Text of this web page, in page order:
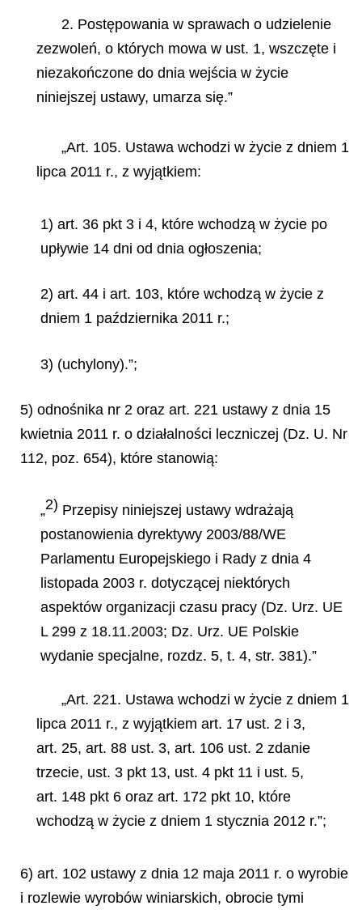
2. Postępowania w sprawach o udzielenie
zezwoleń, o których mowa w ust. 1, wszczęte i
niezakończone do dnia wejścia w życie
niniejszej ustawy, umarza się.”
„Art. 105. Ustawa wchodzi w życie z dniem 1
lipca 2011 r., z wyjątkiem:
1) art. 36 pkt 3 i 4, które wchodzą w życie po
upływie 14 dni od dnia ogłoszenia;
2) art. 44 i art. 103, które wchodzą w życie z
dniem 1 października 2011 r.;
3) (uchylony).”;
5) odnośnika nr 2 oraz art. 221 ustawy z dnia 15
kwietnia 2011 r. o działalności leczniczej (Dz. U. Nr
112, poz. 654), które stanowią:
„2) Przepisy niniejszej ustawy wdrażają
postanowienia dyrektywy 2003/88/WE
Parlamentu Europejskiego i Rady z dnia 4
listopada 2003 r. dotyczącej niektórych
aspektów organizacji czasu pracy (Dz. Urz. UE
L 299 z 18.11.2003; Dz. Urz. UE Polskie
wydanie specjalne, rozdz. 5, t. 4, str. 381).”
„Art. 221. Ustawa wchodzi w życie z dniem 1
lipca 2011 r., z wyjątkiem art. 17 ust. 2 i 3,
art. 25, art. 88 ust. 3, art. 106 ust. 2 zdanie
trzecie, ust. 3 pkt 13, ust. 4 pkt 11 i ust. 5,
art. 148 pkt 6 oraz art. 172 pkt 10, które
wchodzą w życie z dniem 1 stycznia 2012 r.”;
6) art. 102 ustawy z dnia 12 maja 2011 r. o wyrobie
i rozlewie wyrobów winiarskich, obrocie tymi